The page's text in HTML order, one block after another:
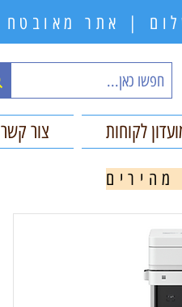
| אתר מאובטח
לקוחות צור קשר